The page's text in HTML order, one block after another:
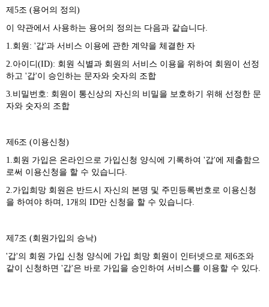
제5조 (용어의 정의)
이 약관에서 사용하는 용어의 정의는 다음과 같습니다.
1.회원: '갑'과 서비스 이용에 관한 계약을 체결한 자
2.아이디(ID): 회원 식별과 회원의 서비스 이용을 위하여 회원이 선정
하고 '갑'이 승인하는 문자와 숫자의 조합
3.비밀번호: 회원이 통신상의 자신의 비밀을 보호하기 위해 선정한 문
자와 숫자의 조합
제6조 (이용신청)
1.회원 가입은 온라인으로 가입신청 양식에 기록하여 '갑'에 제출함으
로써 이용신청을 할 수 있습니다.
2.가입희망 회원은 반드시 자신의 본명 및 주민등록번호로 이용신청
을 하여야 하며, 1개의 ID만 신청을 할 수 있습니다.
제7조 (회원가입의 승낙)
'갑'의 회원 가입 신청 양식에 가입 희망 회원이 인터넷으로 제6조와
같이 신청하면 '갑'은 바로 가입을 승인하여 서비스를 이용할 수 있다.